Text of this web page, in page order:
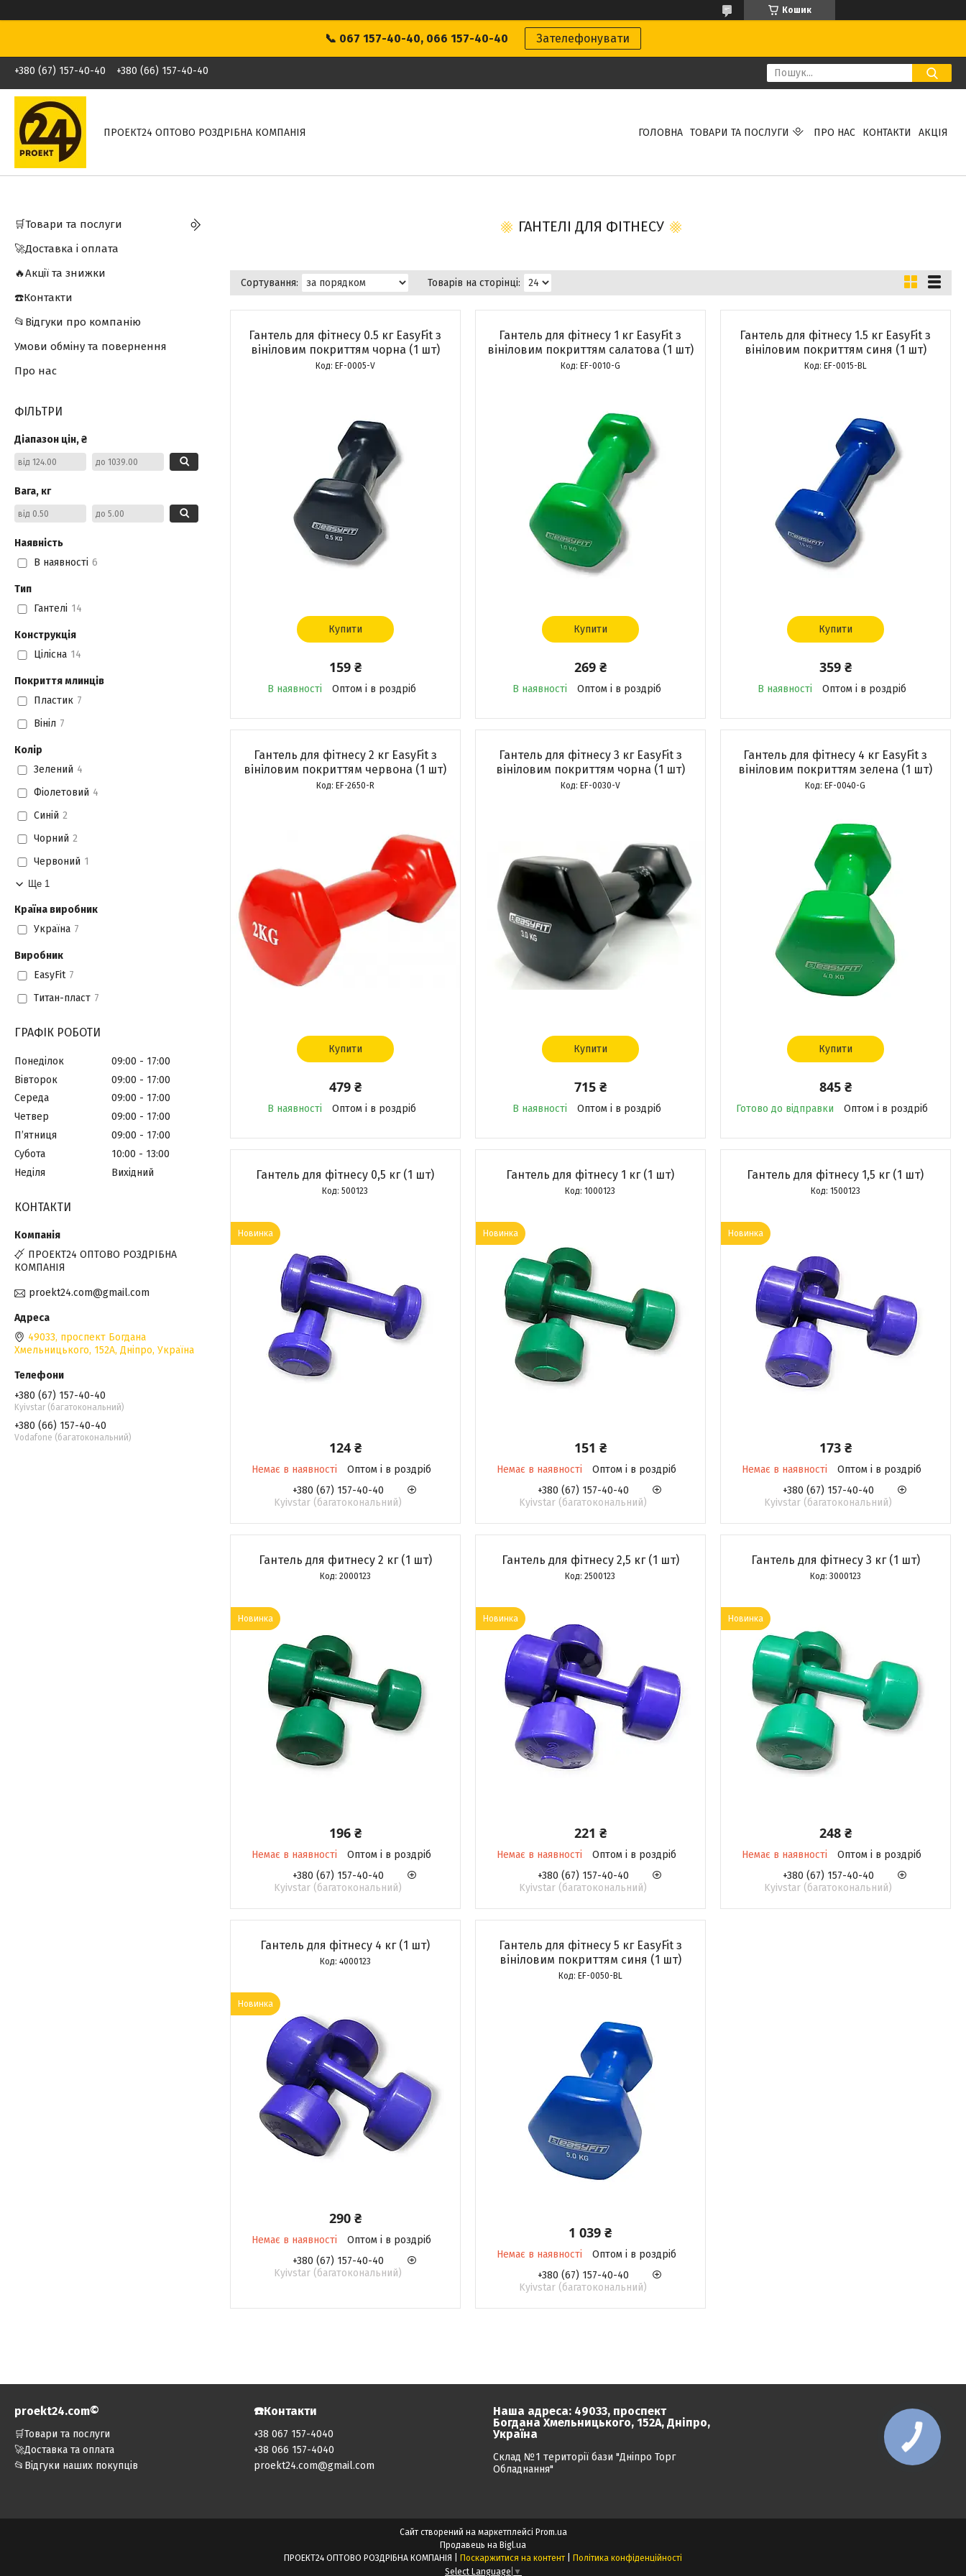
Кошик
📞 067 157-40-40, 066 157-40-40 Зателефонувати
+380 (67) 157-40-40 +380 (66) 157-40-40
ПРОЕКТ24 ОПТОВО РОЗДРІБНА КОМПАНІЯ ГОЛОВНА ТОВАРИ ТА ПОСЛУГИ ПРО НАС КОНТАКТИ АКЦІЯ
ГАНТЕЛІ ДЛЯ ФІТНЕСУ
Гантель для фітнесу 0.5 кг EasyFit з
вініловим покриттям чорна (1 шт)
EF-0005-V
Купити
159 ₴
В наявності Оптом і в роздріб
Гантель для фітнесу 1 кг EasyFit з
вініловим покриттям салатова (1 шт)
EF-0010-G
Купити
269 ₴
В наявності Оптом і в роздріб
Гантель для фітнесу 1.5 кг EasyFit з
вініловим покриттям синя (1 шт)
EF-0015-BL
Купити
359 ₴
В наявності Оптом і в роздріб
Гантель для фітнесу 2 кг EasyFit з
вініловим покриттям червона (1 шт)
EF-2650-R
Купити
479 ₴
В наявності Оптом і в роздріб
Гантель для фітнесу 3 кг EasyFit з
вініловим покриттям чорна (1 шт)
EF-0030-V
Купити
715 ₴
В наявності Оптом і в роздріб
Гантель для фітнесу 4 кг EasyFit з
вініловим покриттям зелена (1 шт)
EF-0040-G
Купити
845 ₴
Готово до відправки Оптом і в роздріб
Гантель для фітнесу 0,5 кг (1 шт)
500123
Новинка
124 ₴
Немає в наявності
Оптом і в роздріб
+380 (67) 157-40-40
Kyivstar (багатокональний)
Гантель для фітнесу 1 кг (1 шт)
1000123
Новинка
151 ₴
Немає в наявності
Оптом і в роздріб
+380 (67) 157-40-40
Kyivstar (багатокональний)
Гантель для фітнесу 1,5 кг (1 шт)
1500123
Новинка
173 ₴
Немає в наявності
Оптом і в роздріб
+380 (67) 157-40-40
Kyivstar (багатокональний)
Гантель для фитнесу 2 кг (1 шт)
2000123
Новинка
196 ₴
Немає в наявності
Оптом і в роздріб
+380 (67) 157-40-40
Kyivstar (багатокональний)
Гантель для фітнесу 2,5 кг (1 шт)
2500123
Новинка
221 ₴
Немає в наявності
Оптом і в роздріб
+380 (67) 157-40-40
Kyivstar (багатокональний)
Гантель для фітнесу 3 кг (1 шт)
3000123
Новинка
248 ₴
Немає в наявності
Оптом і в роздріб
+380 (67) 157-40-40
Kyivstar (багатокональний)
Гантель для фітнесу 4 кг (1 шт)
4000123
Новинка
290 ₴
Немає в наявності
Оптом і в роздріб
+380 (67) 157-40-40
Kyivstar (багатокональний)
Гантель для фітнесу 5 кг EasyFit з
вініловим покриттям синя (1 шт)
EF-0050-BL
1 039 ₴
Немає в наявності
Оптом і в роздріб
+380 (67) 157-40-40
Kyivstar (багатокональний)
🛒Товари та послуги
🚀Доставка і оплата
🔥Акції та знижки
☎️Контакти
📂Відгуки про компанію
Умови обміну та повернення
Про нас
ФІЛЬТРИ
Діапазон цін, ₴
Вага, кг
Наявність
В наявності 6
Тип
Гантелі 14
Конструкція
Цілісна 14
Покриття млинців
Пластик 7
Вініл 7
Колір
Зелений 4
Фіолетовий 4
Синій 2
Чорний 2
Червоний 1
Ще 1
Країна виробник
Україна 7
Виробник
EasyFit 7
Титан-пласт 7
ГРАФІК РОБОТИ
Понеділок 09:00
17:00
Вівторок
09:00
17:00
Середа
09:00
17:00
Четвер
09:00
17:00
Пʼятниця
09:00
17:00
Субота
10:00
13:00
Неділя
Вихідний
КОНТАКТИ
ПРОЕКТ24 ОПТОВО РОЗДРІБНА
КОМПАНІЯ
proekt24.com@gmail.com
49033, проспект Богдана
Хмельницького, 152А, Дніпро, Україна
+380 (67) 157-40-40
Kyivstar (багатокональний)
+380 (66) 157-40-40
Vodafone (багатокональний)
proekt24.com©️
🛒Товари та послуги
🚀Доставка та оплата
📂Відгуки наших покупців
☎️Контакти
+38 067 157-4040
+38 066 157-4040
proekt24.com@gmail.com
Наша адреса: 49033, проспект
Богдана Хмельницького, 152А, Дніпро,
Україна
Склад №1 території бази "Дніпро Торг
Обладнання"
Сайт створений на маркетплейсі Prom.ua
Продавець на Bigl.ua
Поскаржитися на контент
Політика конфіденційності
Select Language ▼